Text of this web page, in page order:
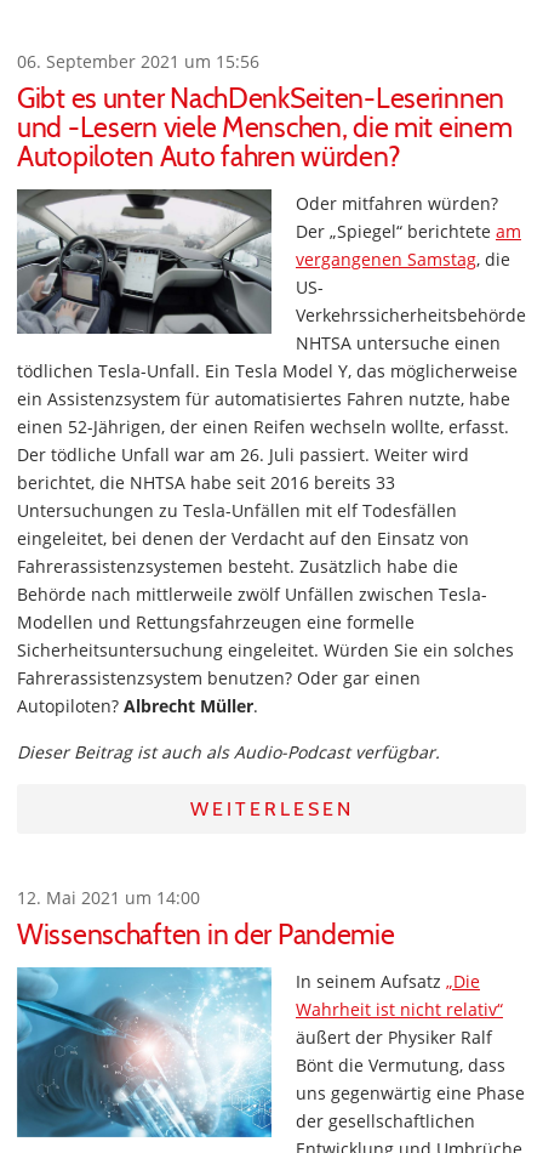
06. September 2021 um 15:56
Gibt es unter NachDenkSeiten-Leserinnen
und -Lesern viele Menschen, die mit einem
Autopiloten Auto fahren würden?
Oder mitfahren würden?
Der „Spiegel“ berichtete am
vergangenen Samstag, die
US-
Verkehrssicherheitsbehörde
NHTSA untersuche einen
tödlichen Tesla-Unfall. Ein Tesla Model Y, das möglicherweise
ein Assistenzsystem für automatisiertes Fahren nutzte, habe
einen 52-Jährigen, der einen Reifen wechseln wollte, erfasst.
Der tödliche Unfall war am 26. Juli passiert. Weiter wird
berichtet, die NHTSA habe seit 2016 bereits 33
Untersuchungen zu Tesla-Unfällen mit elf Todesfällen
eingeleitet, bei denen der Verdacht auf den Einsatz von
Fahrerassistenzsystemen besteht. Zusätzlich habe die
Behörde nach mittlerweile zwölf Unfällen zwischen Tesla-
Modellen und Rettungsfahrzeugen eine formelle
Sicherheitsuntersuchung eingeleitet. Würden Sie ein solches
Fahrerassistenzsystem benutzen? Oder gar einen
Autopiloten? Albrecht Müller.
Dieser Beitrag ist auch als Audio-Podcast verfügbar.
WEITERLESEN
12. Mai 2021 um 14:00
Wissenschaften in der Pandemie
In seinem Aufsatz „Die
Wahrheit ist nicht relativ“
äußert der Physiker Ralf
Bönt die Vermutung, dass
uns gegenwärtig eine Phase
der gesellschaftlichen